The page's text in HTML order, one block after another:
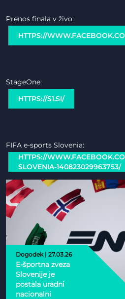
Prenos finala v živo:
HTTPS://
StageOne:
HTTPS://S1.SI/
FIFA e-sports Slovenia:
HTTPS://
SLOVENIA-140823029963753/
Dogodek | 27.03.26
E-športna zveza
Slovenije je
postala uradni
nacionalni